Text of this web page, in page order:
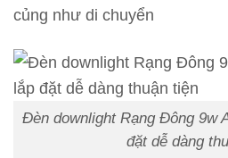
củng như di chuyển
Đèn downlight Rạng Đông 9w
đặt dễ dàng